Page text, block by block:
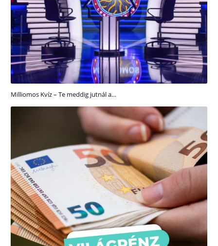
Milliomos Kvíz – Te meddig jutnál a…